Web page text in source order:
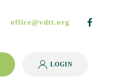
office@vdtt.org
LOGIN